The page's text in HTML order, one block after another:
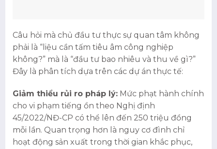
Câu hỏi mà chủ đầu tư thực sự quan tâm không
phải là “liệu cần tấm tiêu âm công nghiệp
không?” mà là “đầu tư bao nhiêu và thu về gì?”
Đây là phân tích dựa trên các dự án thực tế:
Giảm thiểu rủi ro pháp lý: Mức phạt hành chính
cho vi phạm tiếng ồn theo Nghị định
45/2022/NĐ-CP có thể lên đến 250 triệu đồng
mỗi lần. Quan trọng hơn là nguy cơ đình chỉ
hoạt động sản xuất trong thời gian khắc phục,